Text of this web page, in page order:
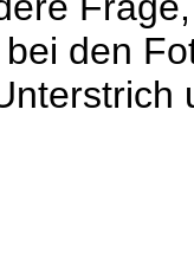
den